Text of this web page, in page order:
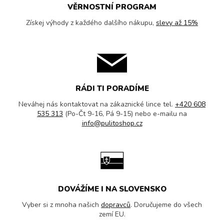
VĚRNOSTNÍ PROGRAM
Získej výhody z každého dalšího nákupu, slevy až 15%
RÁDI TI PORADÍME
Neváhej nás kontaktovat na zákaznické lince tel. +420 608
535 313 (Po-Čt 9-16, Pá 9-15) nebo e-mailu na
info@pulitoshop.cz
DOVÁŽÍME I NA SLOVENSKO
Vyber si z mnoha našich dopravců. Doručujeme do všech
zemí EU.